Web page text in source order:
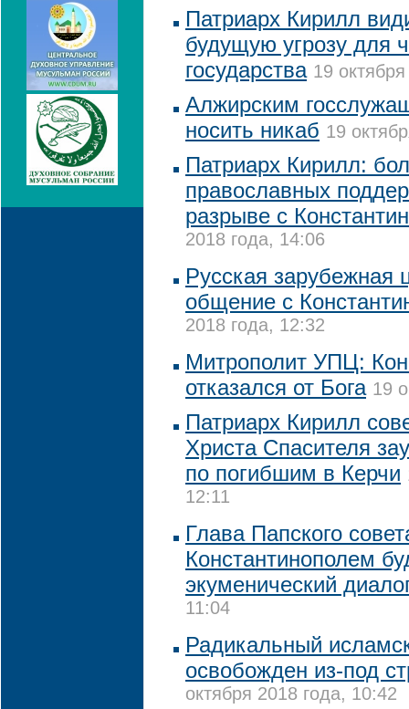
Патриарх Кирилл
будущую угрозу для
государства 19
Алжирским
носить никаб 19
Патриарх Кирилл:
православных
разрыве с
2018 года, 14:06
Русская зарубежная
общение с
2018 года, 12:32
Митрополит УПЦ:
отказался от Бога 19
Патриарх Кирилл
Христа Спасителя
по погибшим в Керчи
12:11
Глава Папского
Константинополем
экуменический
11:04
Радикальный
освобожден из-под
октября 2018 года, 10:42